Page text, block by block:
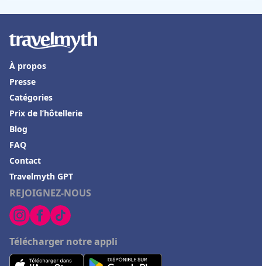
Hôtels à Cannes
Hôtels à La Ciotat
Hôtels à Saumur
Hôtels en Tunisie
Hôtels à Échirolles
Hôtels à Pierrelatte
Hôtels à Mercuer
Hôtels à Tournefeuille
Hôtels à Le Mont-Saint-Michel
Hôtels à La Ferté-Bernard
Hôtels à Beaune
REJOIGNEZ-NOUS
Télécharger notre appli
À propos
Presse
Catégories
Prix de l’hôtellerie
Blog
FAQ
Contact
Travelmyth GPT